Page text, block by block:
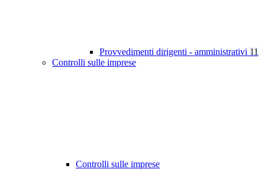
Provvedimenti dirigenti - amministrativi 11
Controlli sulle imprese
Controlli sulle imprese